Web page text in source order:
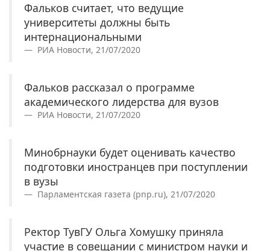
Фальков считает, что ведущие
университеты должны быть
интернациональными
РИА Новости, 21/07/2020
Фальков рассказал о программе
академического лидерства для вузов
РИА Новости, 21/07/2020
Минобрнауки будет оценивать качество
подготовки иностранцев при поступлении
в вузы
Парламентская газета (pnp.ru), 21/07/2020
Ректор ТувГУ Ольга Хомушку приняла
участие в совещании с министром науки и